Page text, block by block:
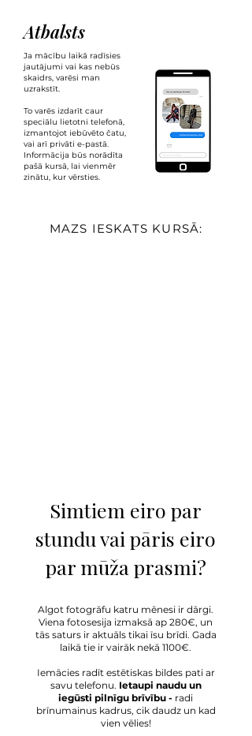
Atbalsts
Ja mācību laikā radīsies
jautājumi vai kas nebūs
skaidrs, varēsi man
uzrakstīt.
To varēs izdarīt caur
speciālu lietotni telefonā,
izmantojot iebūvēto čatu,
vai arī privāti e-pastā.
Informācija būs norādīta
pašā kursā, lai vienmēr
zinātu, kur vērsties.
MAZS IESKATS KURSĀ:
Simtiem eiro par
stundu vai pāris eiro
par mūža prasmi?
Algot fotogrāfu katru mēnesi ir dārgi.
Viena fotosesija izmaksā ap 280€, un
tās saturs ir aktuāls tikai īsu brīdi. Gada
laikā tie ir vairāk nekā 1100€.
​Iemācies radīt estētiskas bildes pati ar
savu telefonu. Ietaupi naudu un
iegūsti pilnīgu brīvību - radi
brīnumainus kadrus, cik daudz un kad
vien vēlies!